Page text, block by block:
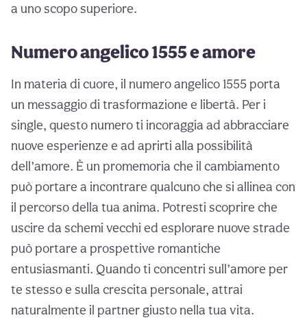
a uno scopo superiore.
Numero angelico 1555 e amore
In materia di cuore, il numero angelico 1555 porta
un messaggio di trasformazione e libertà. Per i
single, questo numero ti incoraggia ad abbracciare
nuove esperienze e ad aprirti alla possibilità
dell’amore. È un promemoria che il cambiamento
può portare a incontrare qualcuno che si allinea con
il percorso della tua anima. Potresti scoprire che
uscire da schemi vecchi ed esplorare nuove strade
può portare a prospettive romantiche
entusiasmanti. Quando ti concentri sull’amore per
te stesso e sulla crescita personale, attrai
naturalmente il partner giusto nella tua vita.